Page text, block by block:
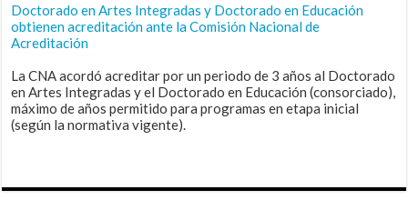
Doctorado en Artes Integradas y Doctorado en Educación
obtienen acreditación ante la Comisión Nacional de
Acreditación
La CNA acordó acreditar por un periodo de 3 años al Doctorado
en Artes Integradas y el Doctorado en Educación (consorciado),
máximo de años permitido para programas en etapa inicial
(según la normativa vigente).